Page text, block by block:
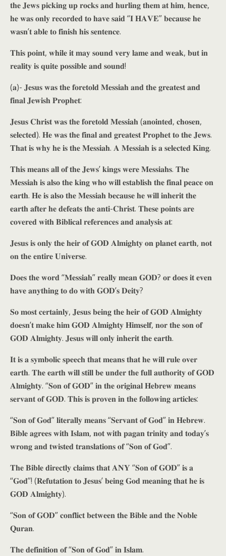
𝐭𝐡𝐞 𝐉𝐞𝐰𝐬 𝐩𝐢𝐜𝐤𝐢𝐧𝐠 𝐮𝐩 𝐫𝐨𝐜𝐤𝐬 𝐚𝐧𝐝 𝐡𝐮𝐫𝐥𝐢𝐧𝐠 𝐭𝐡𝐞𝐦 𝐚𝐭 𝐡𝐢𝐦, 𝐡𝐞𝐧𝐜𝐞,
𝐡𝐞 𝐰𝐚𝐬 𝐨𝐧𝐥𝐲 𝐫𝐞𝐜𝐨𝐫𝐝𝐞𝐝 𝐭𝐨 𝐡𝐚𝐯𝐞 𝐬𝐚𝐢𝐝 “𝐈 𝐇𝐀𝐕𝐄” 𝐛𝐞𝐜𝐚𝐮𝐬𝐞 𝐡𝐞
𝐰𝐚𝐬𝐧’𝐭 𝐚𝐛𝐥𝐞 𝐭𝐨 𝐟𝐢𝐧𝐢𝐬𝐡 𝐡𝐢𝐬 𝐬𝐞𝐧𝐭𝐞𝐧𝐜𝐞.
𝐓𝐡𝐢𝐬 𝐩𝐨𝐢𝐧𝐭, 𝐰𝐡𝐢𝐥𝐞 𝐢𝐭 𝐦𝐚𝐲 𝐬𝐨𝐮𝐧𝐝 𝐯𝐞𝐫𝐲 𝐥𝐚𝐦𝐞 𝐚𝐧𝐝 𝐰𝐞𝐚𝐤, 𝐛𝐮𝐭 𝐢𝐧
𝐫𝐞𝐚𝐥𝐢𝐭𝐲 𝐢𝐬 𝐪𝐮𝐢𝐭𝐞 𝐩𝐨𝐬𝐬𝐢𝐛𝐥𝐞 𝐚𝐧𝐝 𝐬𝐨𝐮𝐧𝐝!
(𝐚)- 𝐉𝐞𝐬𝐮𝐬 𝐰𝐚𝐬 𝐭𝐡𝐞 𝐟𝐨𝐫𝐞𝐭𝐨𝐥𝐝 𝐌𝐞𝐬𝐬𝐢𝐚𝐡 𝐚𝐧𝐝 𝐭𝐡𝐞 𝐠𝐫𝐞𝐚𝐭𝐞𝐬𝐭 𝐚𝐧𝐝
𝐟𝐢𝐧𝐚𝐥 𝐉𝐞𝐰𝐢𝐬𝐡 𝐏𝐫𝐨𝐩𝐡𝐞𝐭:
𝐉𝐞𝐬𝐮𝐬 𝐂𝐡𝐫𝐢𝐬𝐭 𝐰𝐚𝐬 𝐭𝐡𝐞 𝐟𝐨𝐫𝐞𝐭𝐨𝐥𝐝 𝐌𝐞𝐬𝐬𝐢𝐚𝐡 (𝐚𝐧𝐨𝐢𝐧𝐭𝐞𝐝, 𝐜𝐡𝐨𝐬𝐞𝐧,
𝐬𝐞𝐥𝐞𝐜𝐭𝐞𝐝). 𝐇𝐞 𝐰𝐚𝐬 𝐭𝐡𝐞 𝐟𝐢𝐧𝐚𝐥 𝐚𝐧𝐝 𝐠𝐫𝐞𝐚𝐭𝐞𝐬𝐭 𝐏𝐫𝐨𝐩𝐡𝐞𝐭 𝐭𝐨 𝐭𝐡𝐞 𝐉𝐞𝐰𝐬.
𝐓𝐡𝐚𝐭 𝐢𝐬 𝐰𝐡𝐲 𝐡𝐞 𝐢𝐬 𝐭𝐡𝐞 𝐌𝐞𝐬𝐬𝐢𝐚𝐡. 𝐀 𝐌𝐞𝐬𝐬𝐢𝐚𝐡 𝐢𝐬 𝐚 𝐬𝐞𝐥𝐞𝐜𝐭𝐞𝐝 𝐊𝐢𝐧𝐠.
𝐓𝐡𝐢𝐬 𝐦𝐞𝐚𝐧𝐬 𝐚𝐥𝐥 𝐨𝐟 𝐭𝐡𝐞 𝐉𝐞𝐰𝐬’ 𝐤𝐢𝐧𝐠𝐬 𝐰𝐞𝐫𝐞 𝐌𝐞𝐬𝐬𝐢𝐚𝐡𝐬. 𝐓𝐡𝐞
𝐌𝐞𝐬𝐬𝐢𝐚𝐡 𝐢𝐬 𝐚𝐥𝐬𝐨 𝐭𝐡𝐞 𝐤𝐢𝐧𝐠 𝐰𝐡𝐨 𝐰𝐢𝐥𝐥 𝐞𝐬𝐭𝐚𝐛𝐥𝐢𝐬𝐡 𝐭𝐡𝐞 𝐟𝐢𝐧𝐚𝐥 𝐩𝐞𝐚𝐜𝐞 𝐨𝐧
𝐞𝐚𝐫𝐭𝐡. 𝐇𝐞 𝐢𝐬 𝐚𝐥𝐬𝐨 𝐭𝐡𝐞 𝐌𝐞𝐬𝐬𝐢𝐚𝐡 𝐛𝐞𝐜𝐚𝐮𝐬𝐞 𝐡𝐞 𝐰𝐢𝐥𝐥 𝐢𝐧𝐡𝐞𝐫𝐢𝐭 𝐭𝐡𝐞
𝐞𝐚𝐫𝐭𝐡 𝐚𝐟𝐭𝐞𝐫 𝐡𝐞 𝐝𝐞𝐟𝐞𝐚𝐭𝐬 𝐭𝐡𝐞 𝐚𝐧𝐭𝐢-𝐂𝐡𝐫𝐢𝐬𝐭. 𝐓𝐡𝐞𝐬𝐞 𝐩𝐨𝐢𝐧𝐭𝐬 𝐚𝐫𝐞
𝐜𝐨𝐯𝐞𝐫𝐞𝐝 𝐰𝐢𝐭𝐡 𝐁𝐢𝐛𝐥𝐢𝐜𝐚𝐥 𝐫𝐞𝐟𝐞𝐫𝐞𝐧𝐜𝐞𝐬 𝐚𝐧𝐝 𝐚𝐧𝐚𝐥𝐲𝐬𝐢𝐬 𝐚𝐭:
𝐉𝐞𝐬𝐮𝐬 𝐢𝐬 𝐨𝐧𝐥𝐲 𝐭𝐡𝐞 𝐡𝐞𝐢𝐫 𝐨𝐟 𝐆𝐎𝐃 𝐀𝐥𝐦𝐢𝐠𝐡𝐭𝐲 𝐨𝐧 𝐩𝐥𝐚𝐧𝐞𝐭 𝐞𝐚𝐫𝐭𝐡, 𝐧𝐨𝐭
𝐨𝐧 𝐭𝐡𝐞 𝐞𝐧𝐭𝐢𝐫𝐞 𝐔𝐧𝐢𝐯𝐞𝐫𝐬𝐞.
𝐃𝐨𝐞𝐬 𝐭𝐡𝐞 𝐰𝐨𝐫𝐝 “𝐌𝐞𝐬𝐬𝐢𝐚𝐡” 𝐫𝐞𝐚𝐥𝐥𝐲 𝐦𝐞𝐚𝐧 𝐆𝐎𝐃? 𝐨𝐫 𝐝𝐨𝐞𝐬 𝐢𝐭 𝐞𝐯𝐞𝐧
𝐡𝐚𝐯𝐞 𝐚𝐧𝐲𝐭𝐡𝐢𝐧𝐠 𝐭𝐨 𝐝𝐨 𝐰𝐢𝐭𝐡 𝐆𝐎𝐃’𝐬 𝐃𝐞𝐢𝐭𝐲?
𝐒𝐨 𝐦𝐨𝐬𝐭 𝐜𝐞𝐫𝐭𝐚𝐢𝐧𝐥𝐲, 𝐉𝐞𝐬𝐮𝐬 𝐛𝐞𝐢𝐧𝐠 𝐭𝐡𝐞 𝐡𝐞𝐢𝐫 𝐨𝐟 𝐆𝐎𝐃 𝐀𝐥𝐦𝐢𝐠𝐡𝐭𝐲
𝐝𝐨𝐞𝐬𝐧’𝐭 𝐦𝐚𝐤𝐞 𝐡𝐢𝐦 𝐆𝐎𝐃 𝐀𝐥𝐦𝐢𝐠𝐡𝐭𝐲 𝐇𝐢𝐦𝐬𝐞𝐥𝐟, 𝐧𝐨𝐫 𝐭𝐡𝐞 𝐬𝐨𝐧 𝐨𝐟
𝐆𝐎𝐃 𝐀𝐥𝐦𝐢𝐠𝐡𝐭𝐲. 𝐉𝐞𝐬𝐮𝐬 𝐰𝐢𝐥𝐥 𝐨𝐧𝐥𝐲 𝐢𝐧𝐡𝐞𝐫𝐢𝐭 𝐭𝐡𝐞 𝐞𝐚𝐫𝐭𝐡.
𝐈𝐭 𝐢𝐬 𝐚 𝐬𝐲𝐦𝐛𝐨𝐥𝐢𝐜 𝐬𝐩𝐞𝐞𝐜𝐡 𝐭𝐡𝐚𝐭 𝐦𝐞𝐚𝐧𝐬 𝐭𝐡𝐚𝐭 𝐡𝐞 𝐰𝐢𝐥𝐥 𝐫𝐮𝐥𝐞 𝐨𝐯𝐞𝐫
𝐞𝐚𝐫𝐭𝐡. 𝐓𝐡𝐞 𝐞𝐚𝐫𝐭𝐡 𝐰𝐢𝐥𝐥 𝐬𝐭𝐢𝐥𝐥 𝐛𝐞 𝐮𝐧𝐝𝐞𝐫 𝐭𝐡𝐞 𝐟𝐮𝐥𝐥 𝐚𝐮𝐭𝐡𝐨𝐫𝐢𝐭𝐲 𝐨𝐟 𝐆𝐎𝐃
𝐀𝐥𝐦𝐢𝐠𝐡𝐭𝐲. “𝐒𝐨𝐧 𝐨𝐟 𝐆𝐎𝐃” 𝐢𝐧 𝐭𝐡𝐞 𝐨𝐫𝐢𝐠𝐢𝐧𝐚𝐥 𝐇𝐞𝐛𝐫𝐞𝐰 𝐦𝐞𝐚𝐧𝐬
𝐬𝐞𝐫𝐯𝐚𝐧𝐭 𝐨𝐟 𝐆𝐎𝐃. 𝐓𝐡𝐢𝐬 𝐢𝐬 𝐩𝐫𝐨𝐯𝐞𝐧 𝐢𝐧 𝐭𝐡𝐞 𝐟𝐨𝐥𝐥𝐨𝐰𝐢𝐧𝐠 𝐚𝐫𝐭𝐢𝐜𝐥𝐞𝐬:
“𝐒𝐨𝐧 𝐨𝐟 𝐆𝐨𝐝” 𝐥𝐢𝐭𝐞𝐫𝐚𝐥𝐥𝐲 𝐦𝐞𝐚𝐧𝐬 “𝐒𝐞𝐫𝐯𝐚𝐧𝐭 𝐨𝐟 𝐆𝐨𝐝” 𝐢𝐧 𝐇𝐞𝐛𝐫𝐞𝐰.
𝐁𝐢𝐛𝐥𝐞 𝐚𝐠𝐫𝐞𝐞𝐬 𝐰𝐢𝐭𝐡 𝐈𝐬𝐥𝐚𝐦, 𝐧𝐨𝐭 𝐰𝐢𝐭𝐡 𝐩𝐚𝐠𝐚𝐧 𝐭𝐫𝐢𝐧𝐢𝐭𝐲 𝐚𝐧𝐝 𝐭𝐨𝐝𝐚𝐲’𝐬
𝐰𝐫𝐨𝐧𝐠 𝐚𝐧𝐝 𝐭𝐰𝐢𝐬𝐭𝐞𝐝 𝐭𝐫𝐚𝐧𝐬𝐥𝐚𝐭𝐢𝐨𝐧𝐬 𝐨𝐟 “𝐒𝐨𝐧 𝐨𝐟 𝐆𝐨𝐝”.
𝐓𝐡𝐞 𝐁𝐢𝐛𝐥𝐞 𝐝𝐢𝐫𝐞𝐜𝐭𝐥𝐲 𝐜𝐥𝐚𝐢𝐦𝐬 𝐭𝐡𝐚𝐭 𝐀𝐍𝐘 “𝐒𝐨𝐧 𝐨𝐟 𝐆𝐎𝐃” 𝐢𝐬 𝐚
“𝐆𝐨𝐝”! (𝐑𝐞𝐟𝐮𝐭𝐚𝐭𝐢𝐨𝐧 𝐭𝐨 𝐉𝐞𝐬𝐮𝐬’ 𝐛𝐞𝐢𝐧𝐠 𝐆𝐨𝐝 𝐦𝐞𝐚𝐧𝐢𝐧𝐠 𝐭𝐡𝐚𝐭 𝐡𝐞 𝐢𝐬
𝐆𝐎𝐃 𝐀𝐥𝐦𝐢𝐠𝐡𝐭𝐲).
“𝐒𝐨𝐧 𝐨𝐟 𝐆𝐎𝐃” 𝐜𝐨𝐧𝐟𝐥𝐢𝐜𝐭 𝐛𝐞𝐭𝐰𝐞𝐞𝐧 𝐭𝐡𝐞 𝐁𝐢𝐛𝐥𝐞 𝐚𝐧𝐝 𝐭𝐡𝐞 𝐍𝐨𝐛𝐥𝐞
𝐐𝐮𝐫𝐚𝐧.
𝐓𝐡𝐞 𝐝𝐞𝐟𝐢𝐧𝐢𝐭𝐢𝐨𝐧 𝐨𝐟 “𝐒𝐨𝐧 𝐨𝐟 𝐆𝐨𝐝” 𝐢𝐧 𝐈𝐬𝐥𝐚𝐦.